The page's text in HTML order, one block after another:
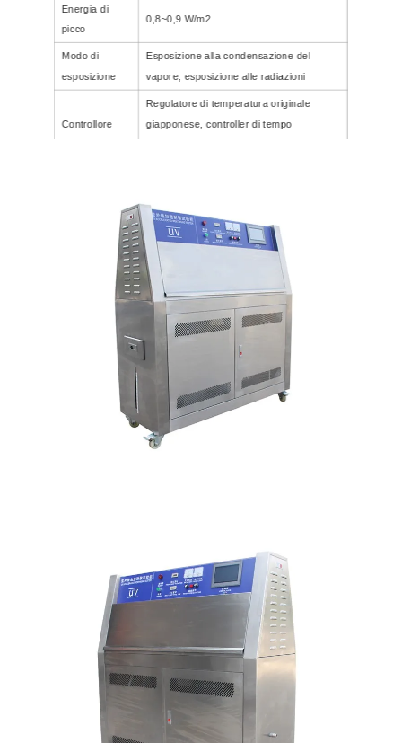
Energia di
picco
0,8~0,9 W/m2
Modo di
esposizione
Esposizione alla condensazione del
vapore, esposizione alle radiazioni
Controllore
Regolatore di temperatura originale
giapponese, controller di tempo